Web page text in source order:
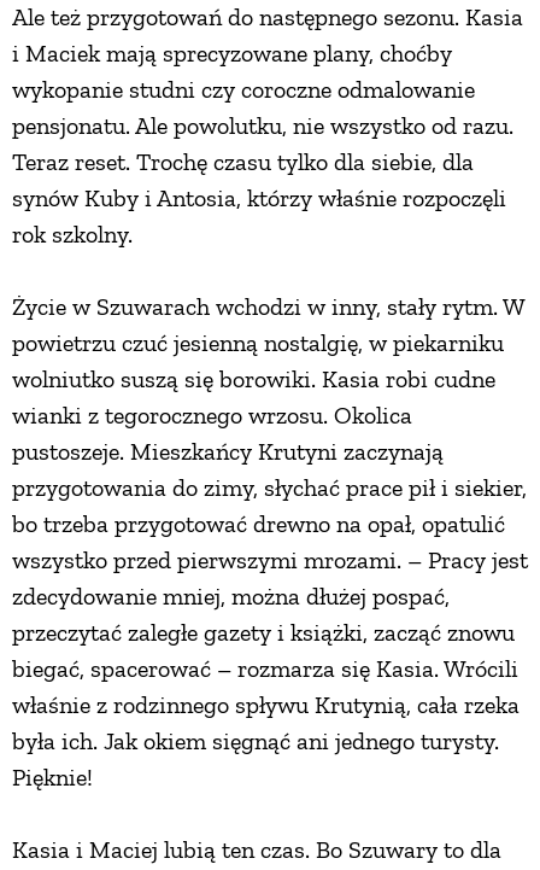
Ale też przygotowań do następnego sezonu. Kasia
i Maciek mają sprecyzowane plany, choćby
wykopanie studni czy coroczne odmalowanie
pensjonatu. Ale powolutku, nie wszystko od razu.
Teraz reset. Trochę czasu tylko dla siebie, dla
synów Kuby i Antosia, którzy właśnie rozpoczęli
rok szkolny.
Życie w Szuwarach wchodzi w inny, stały rytm. W
powietrzu czuć jesienną nostalgię, w piekarniku
wolniutko suszą się borowiki. Kasia robi cudne
wianki z tegorocznego wrzosu. Okolica
pustoszeje. Mieszkańcy Krutyni zaczynają
przygotowania do zimy, słychać prace pił i siekier,
bo trzeba przygotować drewno na opał, opatulić
wszystko przed pierwszymi mrozami. – Pracy jest
zdecydowanie mniej, można dłużej pospać,
przeczytać zaległe gazety i książki, zacząć znowu
biegać, spacerować – rozmarza się Kasia. Wrócili
właśnie z rodzinnego spływu Krutynią, cała rzeka
była ich. Jak okiem sięgnąć ani jednego turysty.
Pięknie!
Kasia i Maciej lubią ten czas. Bo Szuwary to dla